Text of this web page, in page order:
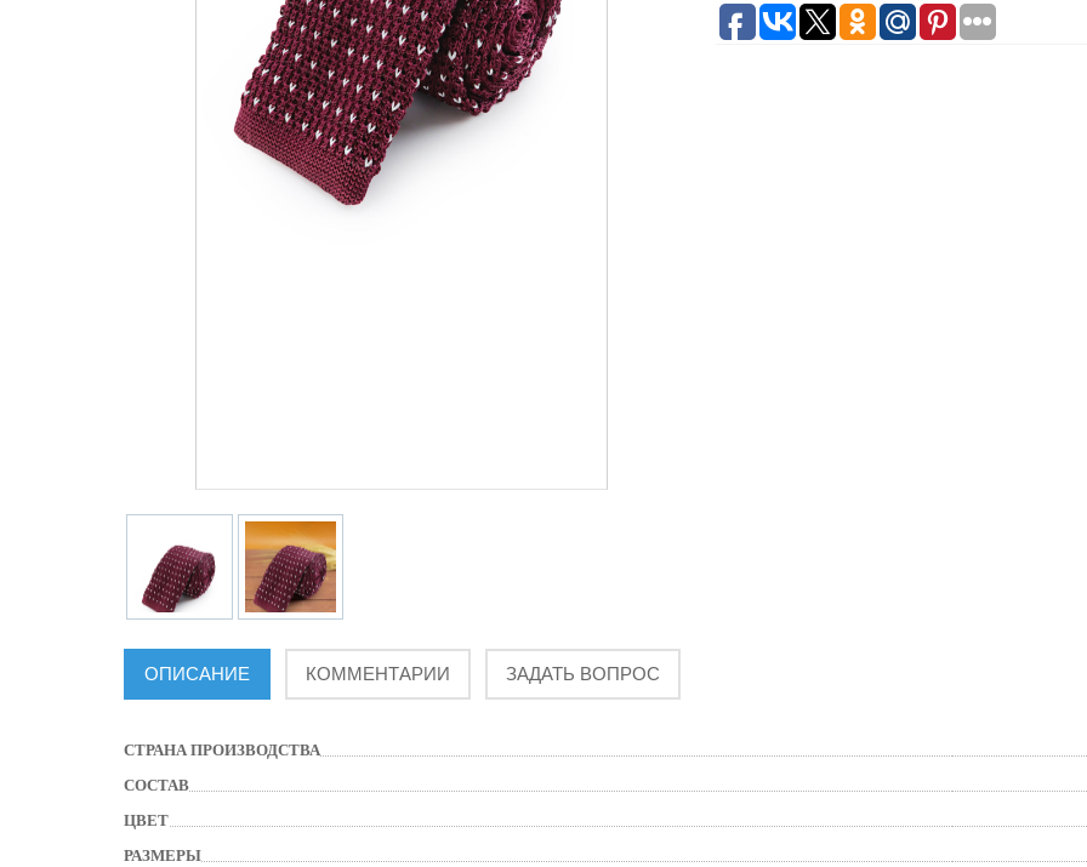
ОПИСАНИЕ КОММЕНТАРИИ ЗАДАТЬ ВОПРОС
СТРАНА ПРОИЗВОДСТВА
СОСТАВ
ЦВЕТ
РАЗМЕРЫ